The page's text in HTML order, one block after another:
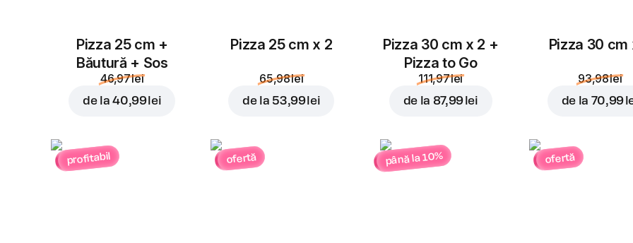
Pizza 25 cm +
Băutură + Sos
46,97 lei
de la40,99 lei
Pizza 25 cm x 2
65,98 lei
de la 53,99 lei
Pizza 30 cm x 2 +
Pizza to Go
111,97 lei
de la 87,99 lei
Pizza 30 cm
93,98 lei
de la 70,99
profitabil ofertă până la 10% ofertă